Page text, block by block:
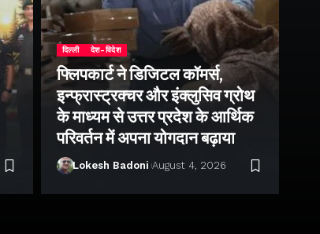
दिल्ली देश-विदेश
फ्लिपकार्ट ने डिजिटल कॉमर्स,
इन्फ्रास्ट्रक्चर और इंक्लुसिव ग्रोथ
के माध्यम से उत्तर प्रदेश के आर्थिक
परिवर्तन में अपना योगदान बढ़ाया
Lokesh Badoni August 4, 2026